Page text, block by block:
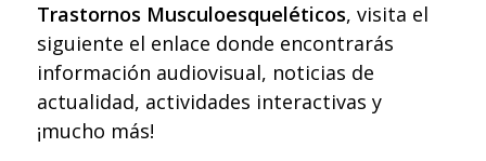
Trastornos Musculoesqueléticos, visita el
siguiente el enlace donde encontrarás
información audiovisual, noticias de
actualidad, actividades interactivas y
¡mucho más!